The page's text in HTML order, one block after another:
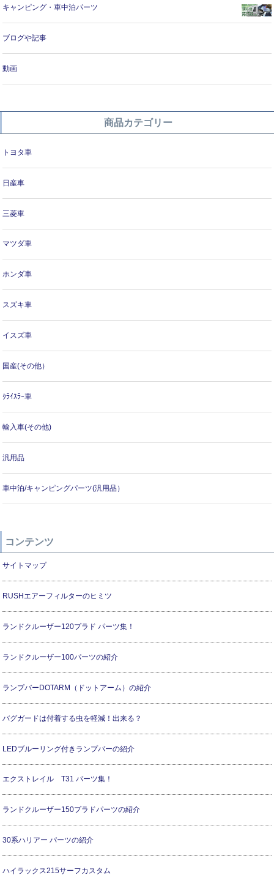
キャンピング・車中泊パーツ
ブログや記事
動画
商品カテゴリー
トヨタ車
日産車
三菱車
マツダ車
ホンダ車
スズキ車
イスズ車
国産(その他）
ｸﾗｲｽﾗｰ車
輸入車(その他)
汎用品
車中泊/キャンピングパーツ(汎用品）
コンテンツ
サイトマップ
RUSHエアーフィルターのヒミツ
ランドクルーザー120プラド パーツ集！
ランドクルーザー100パーツの紹介
ランプバーDOTARM（ドットアーム）の紹介
バグガードは付着する虫を軽減！出来る？
LEDブルーリング付きランプバーの紹介
エクストレイル T31 パーツ集！
ランドクルーザー150プラドパーツの紹介
30系ハリアー パーツの紹介
ハイラックス215サーフカスタム